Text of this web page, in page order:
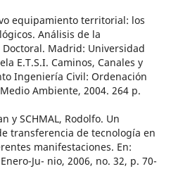
equipamiento territorial: los
Análisis de la
Madrid: Universidad
E.T.S.I. Caminos, Canales y
Ingeniería Civil: Ordenación
Ambiente, 2004. 264 p.
y SCHMAL, Rodolfo. Un
transferencia de tecnología en
manifestaciones. En:
Ju- nio, 2006, no. 32, p. 70-